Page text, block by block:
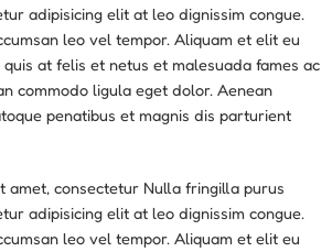
adipisicing elit at leo dignissim congue.
leo vel tempor. Aliquam et elit eu
at felis et netus et malesuada fames ac
commodo ligula eget dolor. Aenean
penatibus et magnis dis parturient
amet, consectetur Nulla fringilla purus
adipisicing elit at leo dignissim congue.
leo vel tempor. Aliquam et elit eu